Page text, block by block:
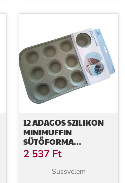
12 ADAGOS SZILIKON
MINIMUFFIN
SÜTŐFORMA
MEREVÍTETT
2 537 Ft
Sussvelem